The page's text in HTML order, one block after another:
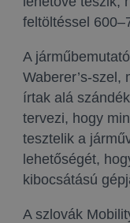
feltöltéssel
A
Waberer’s-szel,
írtak alá
tervezi, hogy
tesztelik a
lehetőségét,
kibocsátású
A szlovák